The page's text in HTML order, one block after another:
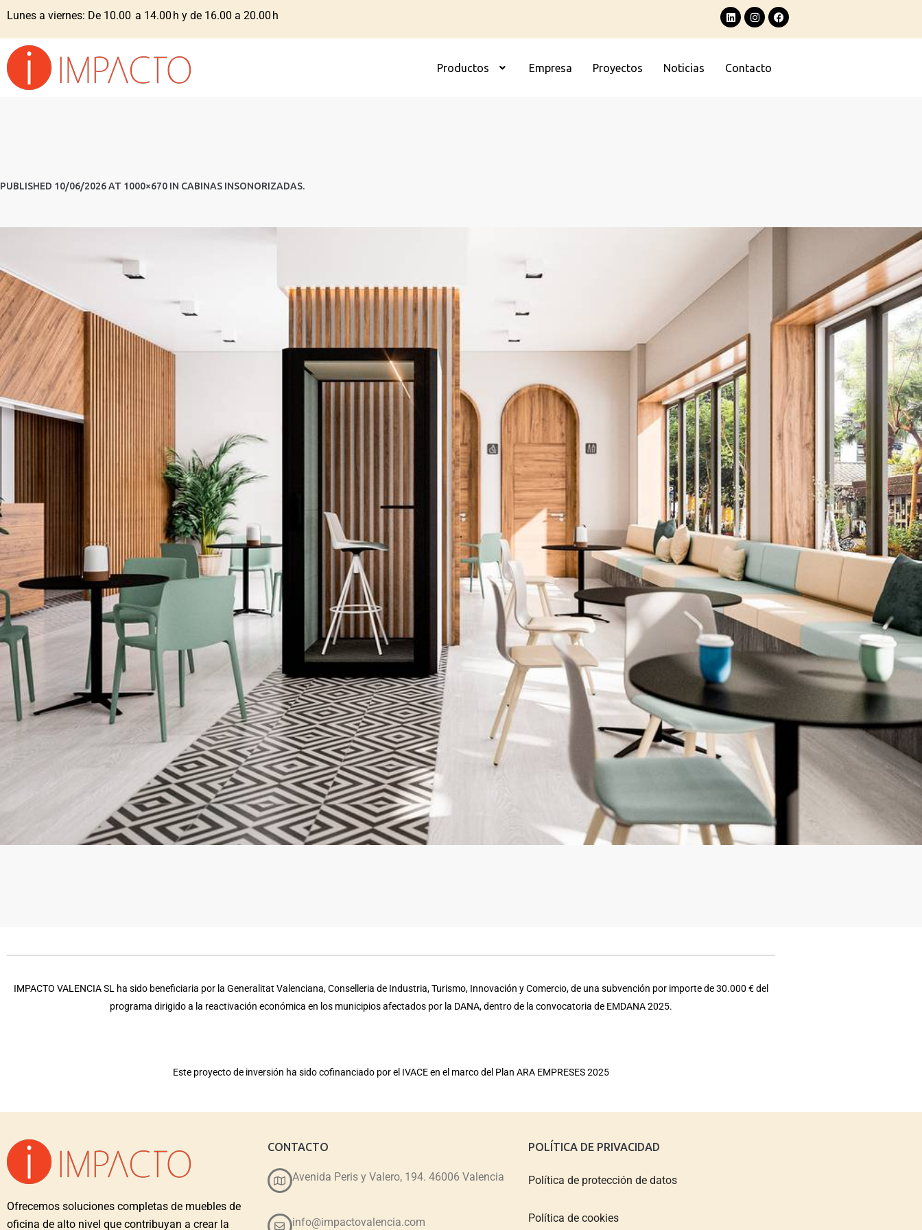
Lunes a viernes: De 10.00 a 14.00 h y de 16.00 a 20.00 h
Productos Empresa Proyectos Noticias Contacto
PUBLISHED 10/06/2026AT 1000×670 IN CABINAS INSONORIZADAS.
IMPACTO VALENCIA SL ha sido beneficiaria por la Generalitat Valenciana, Conselleria de Industria, Turismo, Innovación y Comercio, de una subvención por importe de 30.000 € del
programa dirigido a la reactivación económica en los municipios afectados por la DANA, dentro de la convocatoria de EMDANA 2025.
Este proyecto de inversión ha sido cofinanciado por el IVACE en el marco del Plan ARA EMPRESES 2025
Ofrecemos soluciones completas de muebles de
oficina de alto nivel que contribuyan a crear la
CONTACTO
Avenida Peris y Valero, 194. 46006 Valencia
info@impactovalencia.com
POLÍTICA DE PRIVACIDAD
Política de protección de datos
Política de cookies